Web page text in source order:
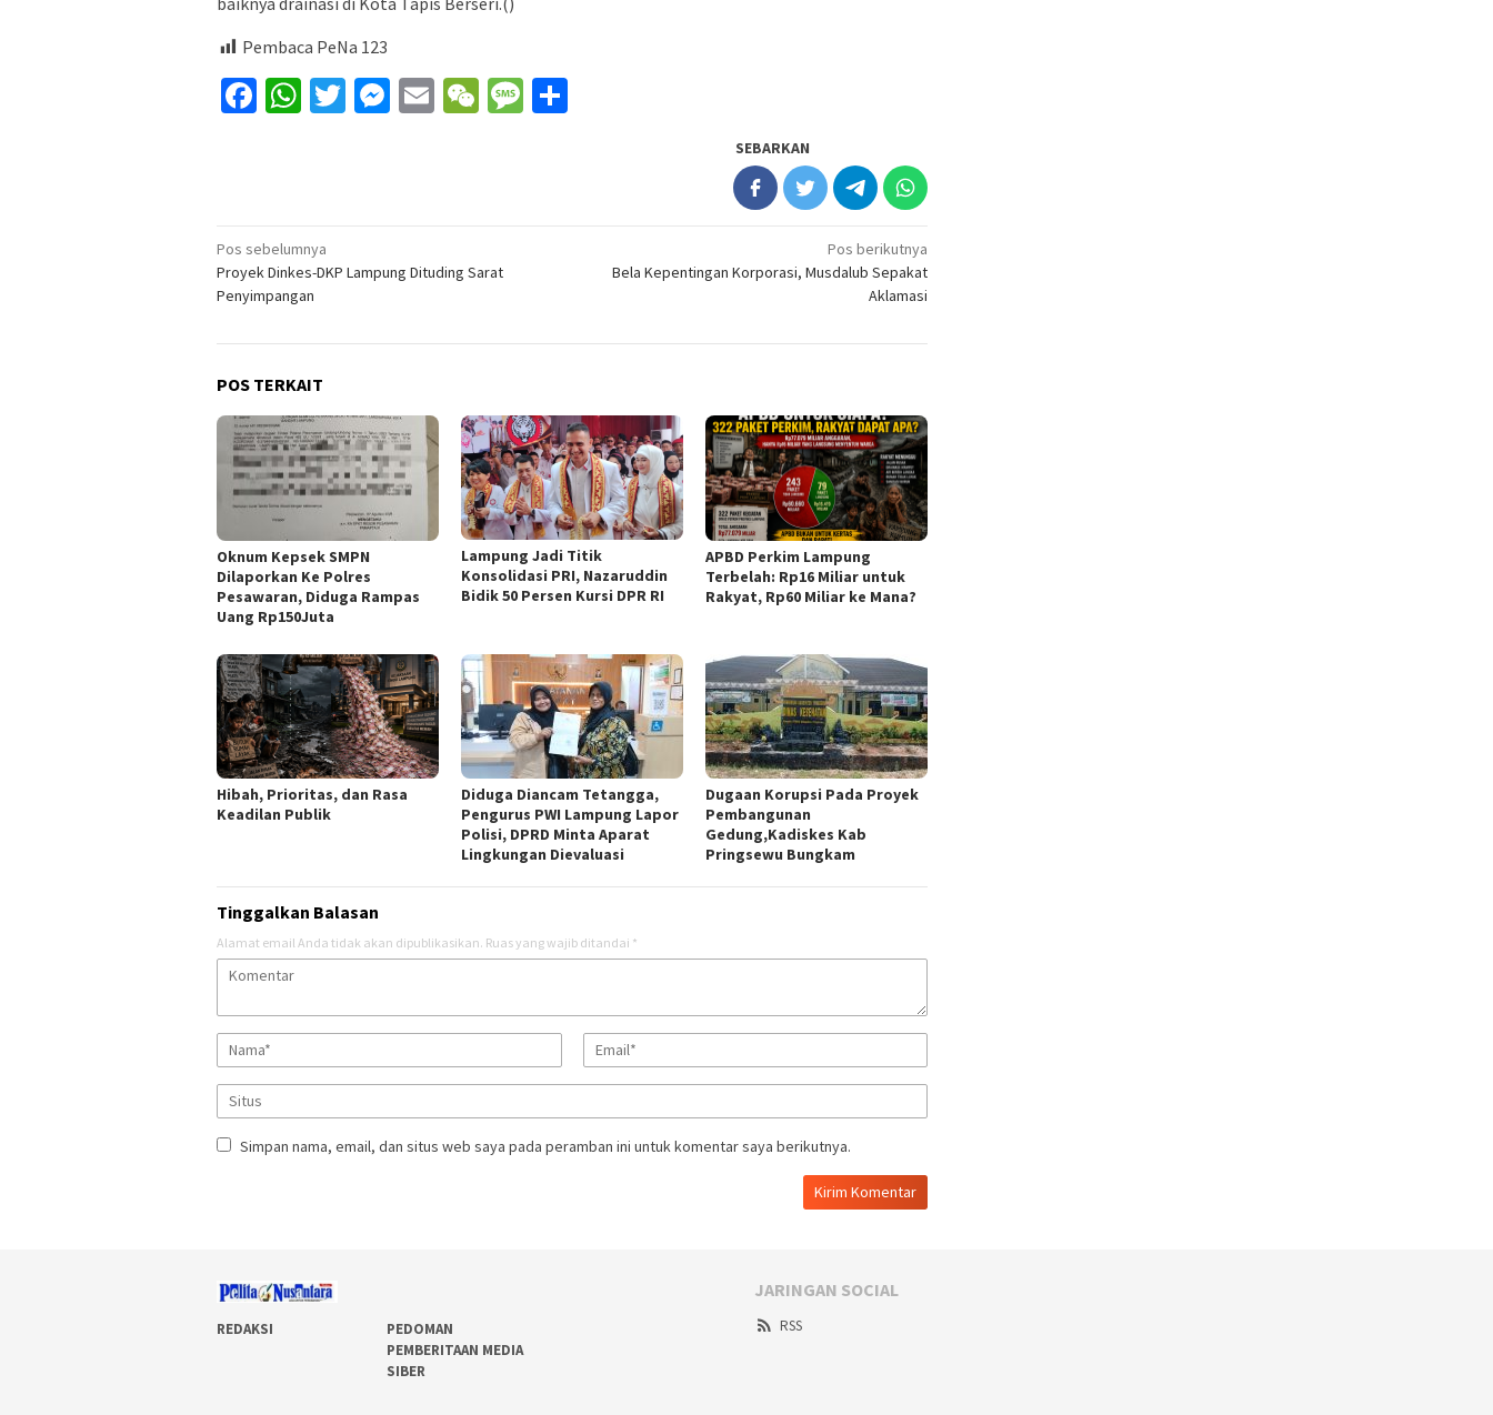
Pembaca PeNa 123
Facebook
WhatsApp
Twitter
Messenger
EmailWeChatMessage
SEBARKAN
Navigasi
pos
Pos sebelumnya
Proyek Dinkes-DKP Lampung Dituding Sarat
Penyimpangan
Pos berikutnya
Bela Kepentingan Korporasi, Musdalub Sepakat
Aklamasi
POS TERKAIT
Oknum Kepsek SMPN
Dilaporkan Ke Polres
Pesawaran, Diduga Rampas
Uang Rp150Juta
Lampung Jadi Titik
Konsolidasi PRI, Nazaruddin
Bidik 50 Persen Kursi DPR RI
APBD Perkim Lampung
Terbelah: Rp16 Miliar untuk
Rakyat, Rp60 Miliar ke Mana?
Hibah, Prioritas, dan Rasa
Keadilan Publik
Diduga Diancam Tetangga,
Pengurus PWI Lampung Lapor
Polisi, DPRD Minta Aparat
Lingkungan Dievaluasi
Dugaan Korupsi Pada Proyek
Pembangunan
Gedung,Kadiskes Kab
Pringsewu Bungkam
Tinggalkan Balasan
Alamat email Anda tidak akan dipublikasikan. Ruas yang wajib ditandai *
Simpan nama, email, dan situs web saya pada peramban ini untuk komentar saya berikutnya.
REDAKSI
PEDOMAN
PEMBERITAAN MEDIA
SIBER
JARINGAN SOCIAL
RSS